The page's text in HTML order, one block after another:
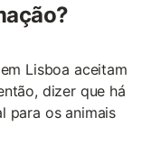
Lisboa aceitam
dizer que há
para os animais